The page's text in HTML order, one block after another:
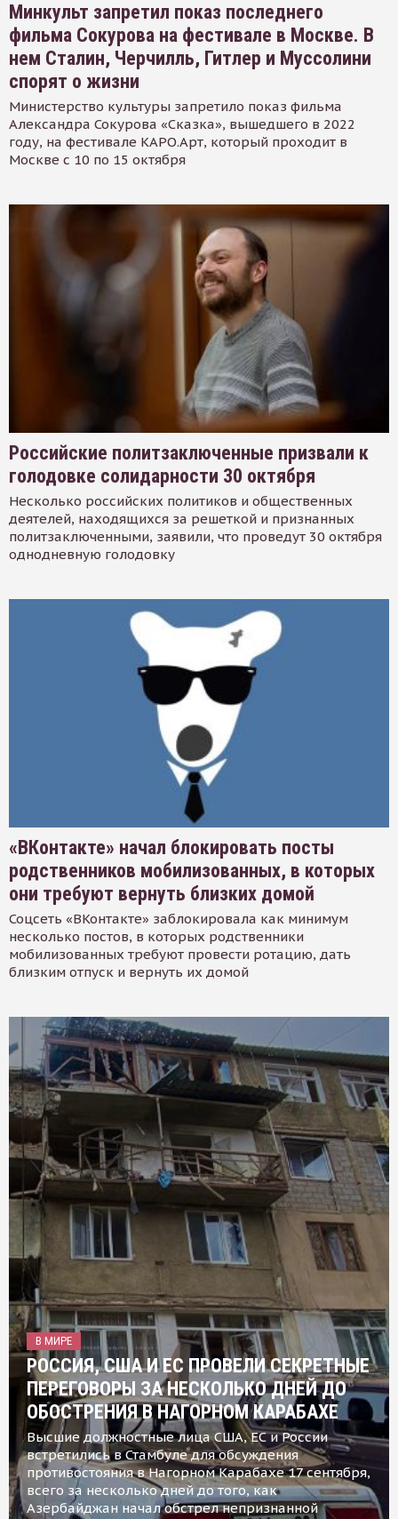
Минкульт запретил показ последнего
фильма Сокурова на фестивале в Москве. В
нем Сталин, Черчилль, Гитлер и Муссолини
спорят о жизни
Министерство культуры запретило показ фильма
Александра Сокурова «Сказка», вышедшего в 2022
году, на фестивале КАРО.Арт, который проходит в
Москве с 10 по 15 октября
Российские политзаключенные призвали к
голодовке солидарности 30 октября
Несколько российских политиков и общественных
деятелей, находящихся за решеткой и признанных
политзаключенными, заявили, что проведут 30 октября
однодневную голодовку
«ВКонтакте» начал блокировать посты
родственников мобилизованных, в которых
они требуют вернуть близких домой
Соцсеть «ВКонтакте» заблокировала как минимум
несколько постов, в которых родственники
мобилизованных требуют провести ротацию, дать
близким отпуск и вернуть их домой
В МИРЕ
РОССИЯ, США И ЕС ПРОВЕЛИ СЕКРЕТНЫЕ
ПЕРЕГОВОРЫ ЗА НЕСКОЛЬКО ДНЕЙ ДО
ОБОСТРЕНИЯ В НАГОРНОМ КАРАБАХЕ
Высшие должностные лица США, ЕС и России
встретились в Стамбуле для обсуждения
противостояния в Нагорном Карабахе 17 сентября,
всего за несколько дней до того, как
Азербайджан начал обстрел непризнанной